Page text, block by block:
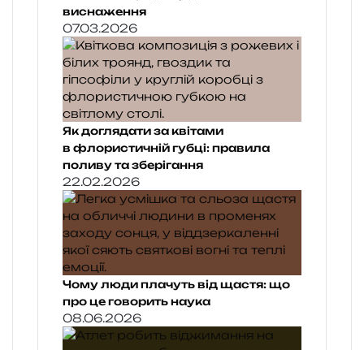
виснаження
07.03.2026
Як доглядати за квітами
в флористичній губці: правила
поливу та зберігання
22.02.2026
Чому люди плачуть від щастя: що
про це говорить наука
08.06.2026